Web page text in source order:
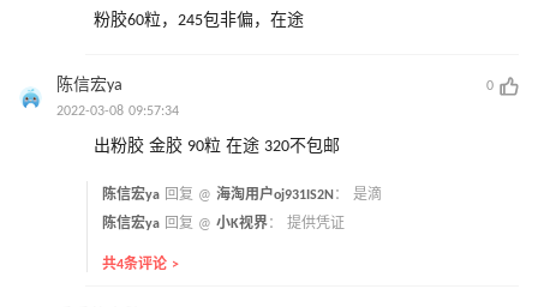
粉胶60粒，245包非偏，在途
陈信宏ya
0
2022-03-08 09:57:34
出粉胶 金胶 90粒 在途 320不包邮
陈信宏ya 回复 @ 海淘用户oj931IS2N ： 是滴
陈信宏ya 回复 @ 小K视界： 提供凭证
共4条评论 >